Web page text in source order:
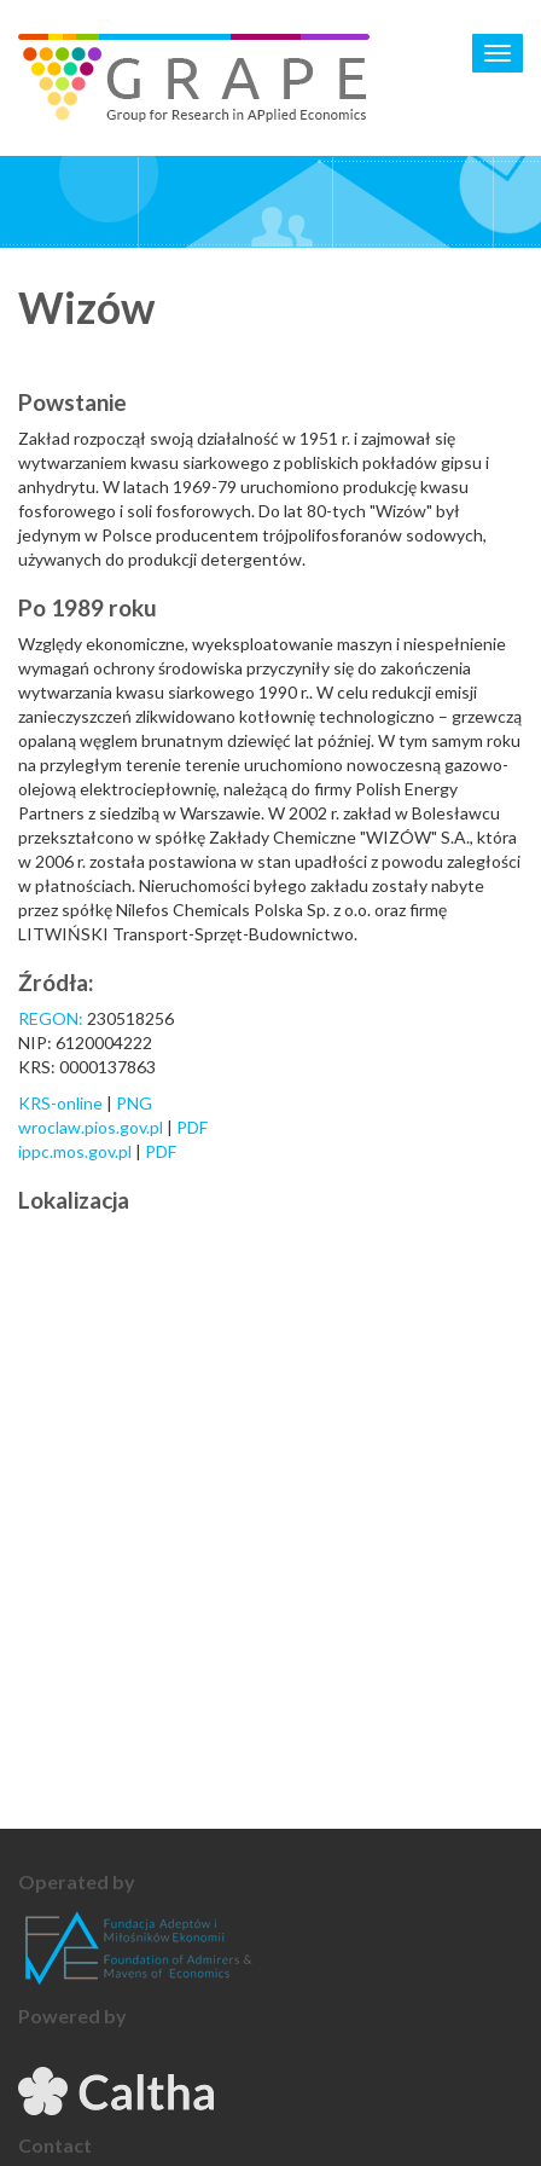
main
content
Wizów
Powstanie
Zakład rozpoczął swoją działalność w 1951 r. i zajmował się
wytwarzaniem kwasu siarkowego z pobliskich pokładów gipsu i
anhydrytu. W latach 1969-79 uruchomiono produkcję kwasu
fosforowego i soli fosforowych. Do lat 80-tych "Wizów" był
jedynym w Polsce producentem trójpolifosforanów sodowych,
używanych do produkcji detergentów.
Po 1989 roku
Względy ekonomiczne, wyeksploatowanie maszyn i niespełnienie
wymagań ochrony środowiska przyczyniły się do zakończenia
wytwarzania kwasu siarkowego 1990 r.. W celu redukcji emisji
zanieczyszczeń zlikwidowano kotłownię technologiczno – grzewczą
opalaną węglem brunatnym dziewięć lat później. W tym samym roku
na przyległym terenie terenie uruchomiono nowoczesną gazowo-
olejową elektrociepłownię, należącą do firmy Polish Energy
Partners z siedzibą w Warszawie. W 2002 r. zakład w Bolesławcu
przekształcono w spółkę Zakłady Chemiczne "WIZÓW" S.A., która
w 2006 r. została postawiona w stan upadłości z powodu zaległości
w płatnościach. Nieruchomości byłego zakładu zostały nabyte
przez spółkę Nilefos Chemicals Polska Sp. z o.o. oraz firmę
LITWIŃSKI Transport-Sprzęt-Budownictwo.
Źródła:
REGON: 230518256
NIP: 6120004222
KRS: 0000137863
KRS-online | PNG
wroclaw.pios.gov.pl | PDF
ippc.mos.gov.pl | PDF
Lokalizacja
Operated by
Powered by
Contact